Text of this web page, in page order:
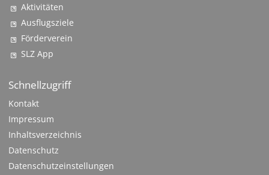
Aktivitäten
Ausflugsziele
Förderverein
SLZ App
Schnellzugriff
Kontakt
Impressum
Inhaltsverzeichnis
Datenschutz
Datenschutzeinstellungen